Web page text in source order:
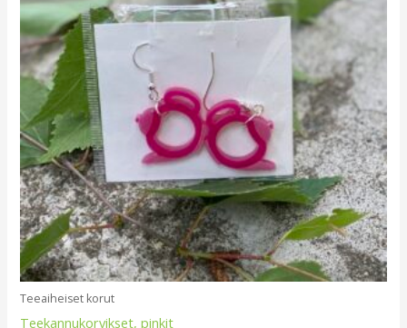
Teeaiheiset korut
Teekannukorvikset, pinkit